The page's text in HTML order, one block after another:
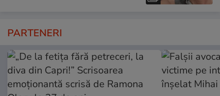
PARTENERI